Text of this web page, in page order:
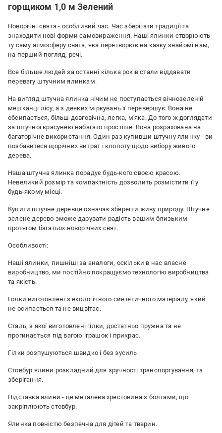
горщиком 1,0 м Зелений
Новорічні свята - особливий час. Час зберігати традиції та
знаходити нові форми самовираження. Наші ялинки створюють
ту саму атмосферу свята, яка перетворює на казку знайомі нам,
на перший погляд, речі.
Все більше людей за останні кілька років стали віддавати
перевагу штучним ялинкам.
На вигляд штучна ялинка нічим не поступається вічнозеленій
мешканці лісу, а з деяких міркувань її перевершує. Вона не
обсипається, більш довговічна, легка, м'яка. До того ж доглядати
за штучної красунею набагато простіше. Вона розрахована на
багаторічне використання. Один раз купивши штучну ялинку - ви
позбавитеся щорічних витрат і клопоту щодо вибору живого
дерева.
Наша штучна ялинка порадує будь-кого своєю красою.
Невеликий розмір та компактність дозволить розмістити її у
будь-якому місці.
Купити штучне деревце означає зберегти живу природу. Штучне
зелене дерево зможе дарувати радість вашим близьким
протягом багатьох новорічних свят.
Особливості:
Наші ялинки, пишніші за аналоги, оскільки в нас власне
виробництво, ми постійно покращуємо технологію виробництва
та якість.
Голки виготовлені з екологічного синтетичного матеріалу, який
не осипається та не вицвітає.
Сталь, з якої виготовлені гілки, достатньо пружна та не
прогинається під вагою іграшок і прикрас.
Гілки розпушуються швидко і без зусиль
Стовбур ялини розкладний для зручності транспортування, та
зберігання.
Підставка ялини - це металева хрестовина з болтами, що
закріплюють стовбур.
Ялинка повністю безпечна для дітей та тварин.